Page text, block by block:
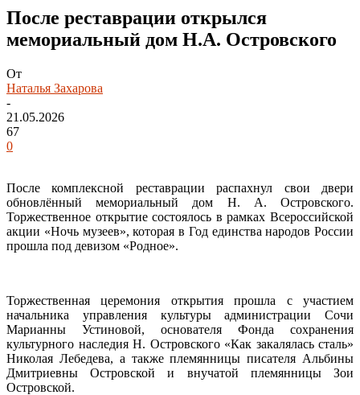
После реставрации открылся
мемориальный дом Н.А. Островского
От
Наталья Захарова
-
21.05.2026
67
0
После комплексной реставрации распахнул свои двери
обновлённый мемориальный дом Н. А. Островского.
Торжественное открытие состоялось в рамках Всероссийской
акции «Ночь музеев», которая в Год единства народов России
прошла под девизом «Родное».
Торжественная церемония открытия прошла с участием
начальника управления культуры администрации Сочи
Марианны Устиновой, основателя Фонда сохранения
культурного наследия Н. Островского «Как закалялась сталь»
Николая Лебедева, а также племянницы писателя Альбины
Дмитриевны Островской и внучатой племянницы Зои
Островской.